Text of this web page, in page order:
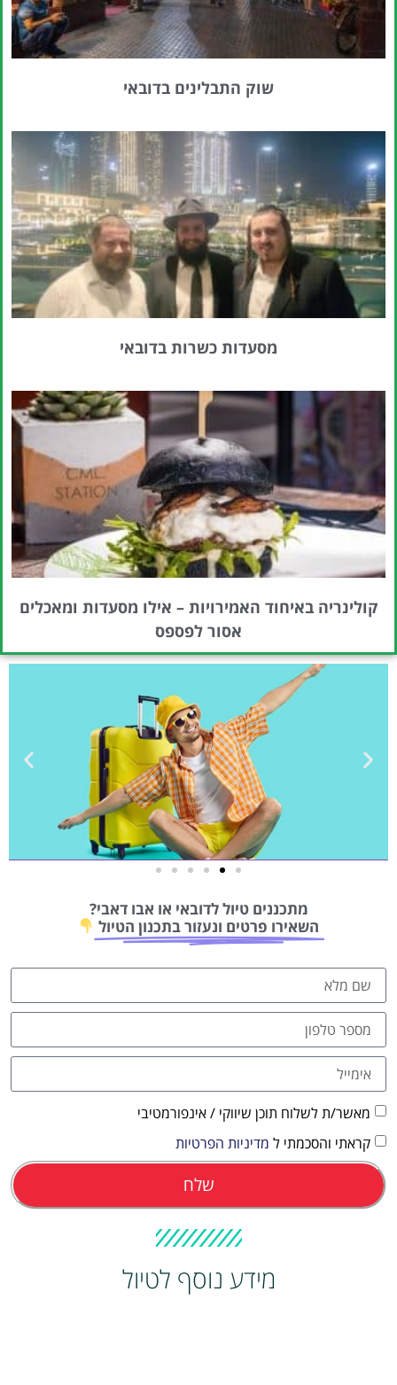
שוק התבלינים בדובאי
מסעדות כשרות בדובאי
קולינריה באיחוד האמירויות – אילו מסעדות ומאכלים
אסור לפספס
מציאת
טיסה זולה?
מתכננים טיול לדובאי או אבו דאבי?
השאירו פרטים ונעזור בתכנון הטיול
מאשר/ת לשלוח תוכן שיווקי / אינפורמטיבי
קראתי והסכמתי ל מדיניות הפרטיות
שלח
מידע נוסף לטיול